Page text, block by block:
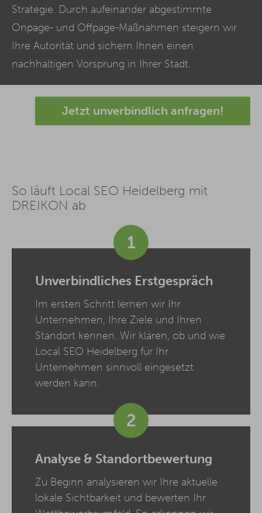
Strategie. Durch aufeinander abgestimmte
Onpage- und Offpage-Maßnahmen steigern wir
Ihre Autorität und sichern Ihnen einen
nachhaltigen Vorsprung in Ihrer Stadt.
Jetzt unverbindlich anfragen!
So läuft Local SEO Heidelberg mit
DREIKON ab
1
Unverbindliches Erstgespräch
Im ersten Schritt lernen wir Ihr
Unternehmen, Ihre Ziele und Ihren
Standort kennen. Wir klären, ob und wie
Local SEO Heidelberg für Ihr
Unternehmen sinnvoll eingesetzt
werden kann.
2
Analyse & Standortbewertung
Zu Beginn analysieren wir Ihre aktuelle
lokale Sichtbarkeit und bewerten Ihr